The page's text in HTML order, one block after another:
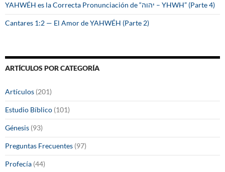
YAHWÉH es la Correcta Pronunciación de “יהוה – YHWH” (Parte 4)
Cantares 1:2 — El Amor de YAHWÉH (Parte 2)
ARTÍCULOS POR CATEGORÍA
Artículos (201)
Estudio Bíblico (101)
Génesis (93)
Preguntas Frecuentes (97)
Profecía (44)